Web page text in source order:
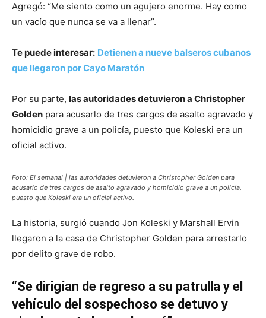
Agregó: “Me siento como un agujero enorme. Hay como
un vacío que nunca se va a llenar”.
Te puede interesar: Detienen a nueve balseros cubanos
que llegaron por Cayo Maratón
Por su parte, las autoridades detuvieron a Christopher
Golden para acusarlo de tres cargos de asalto agravado y
homicidio grave a un policía, puesto que Koleski era un
oficial activo.
Foto: El semanal | las autoridades detuvieron a Christopher Golden para
acusarlo de tres cargos de asalto agravado y homicidio grave a un policía,
puesto que Koleski era un oficial activo.
La historia, surgió cuando Jon Koleski y Marshall Ervin
llegaron a la casa de Christopher Golden para arrestarlo
por delito grave de robo.
“Se dirigían de regreso a su patrulla y el
vehículo del sospechoso se detuvo y